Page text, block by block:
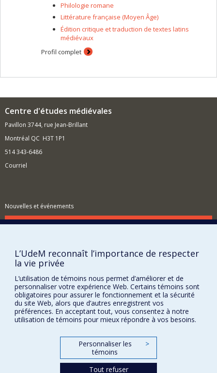
Philologie romane
Littérature française (Moyen Âge)
Édition critique et traduction de textes latins
médiévaux
Profil complet
Centre d'études médiévales
Pavillon 3744, rue Jean-Brillant
Montréal QC H3T 1P1
514 343-6486
Courriel
Nouvelles et événements
Comment soutenir le Centre?
Plan du site
Signaler une erreur
Accessibilité
FACULTÉ DES ARTS ET DES SCIENCES
Nos départements et écoles
L’UdeM reconnaît l’importance de respecter
la vie privée
L’utilisation de témoins nous permet d’améliorer et de
personnaliser votre expérience Web. Certains témoins sont
obligatoires pour assurer le fonctionnement et la sécurité
du site Web, alors que d’autres enregistrent vos
préférences. En acceptant tout, vous consentez à notre
utilisation de témoins pour mieux répondre à vos besoins.
Personnaliser les
témoins
>
Tout refuser